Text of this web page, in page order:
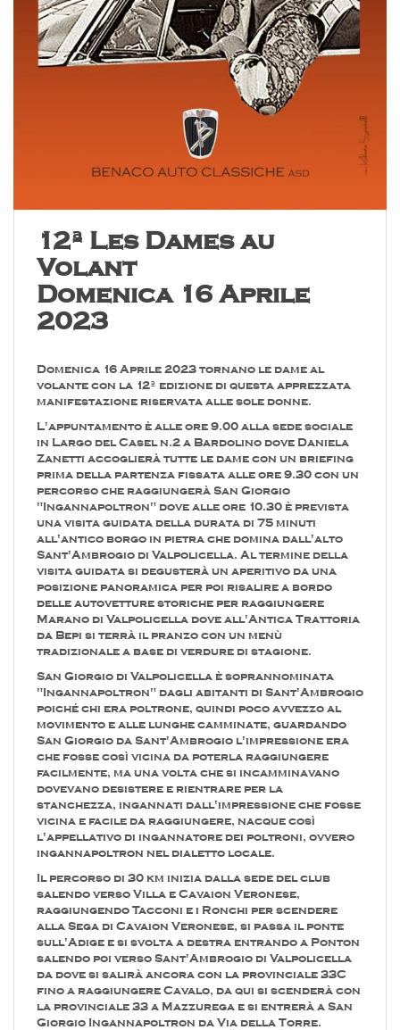
12ª Les Dames au
Volant
Domenica 16 Aprile
2023
Domenica 16 Aprile 2023 tornano le dame al
volante con la 12ª edizione di questa apprezzata
manifestazione riservata alle sole donne.
L'appuntamento è alle ore 9.00 alla sede sociale
in Largo del Casel n.2 a Bardolino dove Daniela
Zanetti accoglierà tutte le dame con un briefing
prima della partenza fissata alle ore 9.30 con un
percorso che raggiungerà San Giorgio
"Ingannapoltron" dove alle ore 10.30 è prevista
una visita guidata della durata di 75 minuti
all'antico borgo in pietra che domina dall'alto
Sant'Ambrogio di Valpolicella. Al termine della
visita guidata si degusterà un aperitivo da una
posizione panoramica per poi risalire a bordo
delle autovetture storiche per raggiungere
Marano di Valpolicella dove all'Antica Trattoria
da Bepi si terrà il pranzo con un menù
tradizionale a base di verdure di stagione.
San Giorgio di Valpolicella è soprannominata
"Ingannapoltron" dagli abitanti di Sant'Ambrogio
poiché chi era poltrone, quindi poco avvezzo al
movimento e alle lunghe camminate, guardando
San Giorgio da Sant'Ambrogio l'impressione era
che fosse così vicina da poterla raggiungere
facilmente, ma una volta che si incamminavano
dovevano desistere e rientrare per la
stanchezza, ingannati dall'impressione che fosse
vicina e facile da raggiungere, nacque così
l'appellativo di ingannatore dei poltroni, ovvero
ingannapoltron nel dialetto locale.
Il percorso di 30 km inizia dalla sede del club
salendo verso Villa e Cavaion Veronese,
raggiungendo Tacconi e i Ronchi per scendere
alla Sega di Cavaion Veronese, si passa il ponte
sull'Adige e si svolta a destra entrando a Ponton
salendo poi verso Sant'Ambrogio di Valpolicella
da dove si salirà ancora con la provinciale 33C
fino a raggiungere Cavalo, da qui si scenderà con
la provinciale 33 a Mazzurega e si entrerà a San
Giorgio Ingannapoltron da Via della Torre.